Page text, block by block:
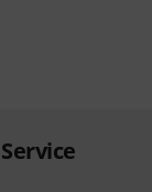
Service